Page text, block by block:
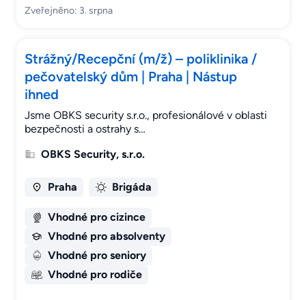
Zveřejněno: 3. srpna
Strážný/Recepční (m/ž) – poliklinika /
pečovatelský dům | Praha | Nástup
ihned
Jsme OBKS security s.r.o., profesionálové v oblasti
bezpečnosti a ostrahy s…
OBKS Security, s.r.o.
Praha Brigáda
Vhodné pro cizince
Vhodné pro absolventy
Vhodné pro seniory
Vhodné pro rodiče